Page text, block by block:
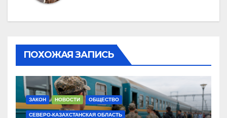
ПОХОЖАЯ ЗАПИСЬ
ЗАКОН НОВОСТИ ОБЩЕСТВО
СЕВЕРО-КАЗАХСТАНСКАЯ ОБЛАСТЬ